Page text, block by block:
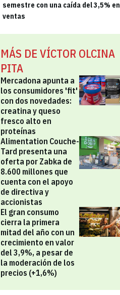
semestre con una caída del 3,5% en
ventas
MÁS DE VÍCTOR OLCINA
PITA
Mercadona apunta a
los consumidores 'fit'
con dos novedades:
creatina y queso
fresco alto en
proteínas
Alimentation Couche-
Tard presenta una
oferta por Zabka de
8.600 millones que
cuenta con el apoyo
de directiva y
accionistas
El gran consumo
cierra la primera
mitad del año con un
crecimiento en valor
del 3,9%, a pesar de
la moderación de los
precios (+1,6%)